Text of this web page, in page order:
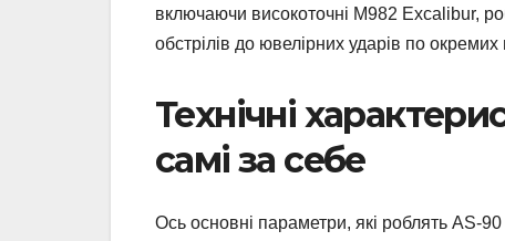
включаючи високоточні M982 Excalibur,
обстрілів до ювелірних ударів по окремих
Технічні
самі за себе
Ось основні параметри, які роблять AS-